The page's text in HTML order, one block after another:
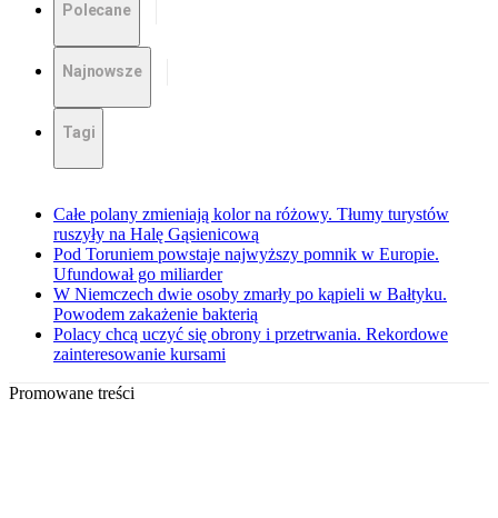
Polecane
Najnowsze
Tagi
Całe polany zmieniają kolor na różowy. Tłumy turystów
ruszyły na Halę Gąsienicową
Pod Toruniem powstaje najwyższy pomnik w Europie.
Ufundował go miliarder
W Niemczech dwie osoby zmarły po kąpieli w Bałtyku.
Powodem zakażenie bakterią
Polacy chcą uczyć się obrony i przetrwania. Rekordowe
zainteresowanie kursami
Promowane treści